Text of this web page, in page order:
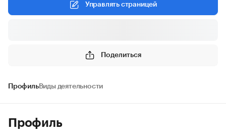
Управлять страницей
Поделиться
ПрофильВиды деятельности
Профиль